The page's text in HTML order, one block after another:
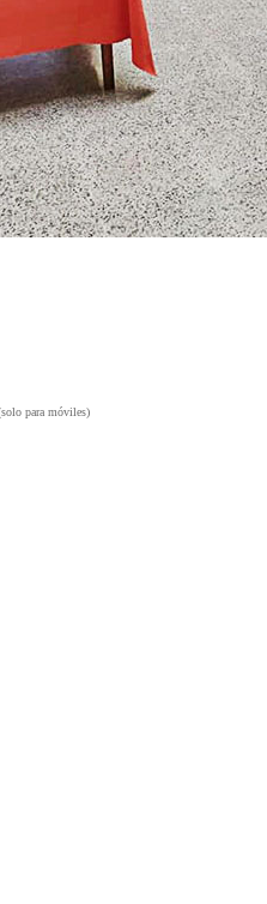
para móviles)